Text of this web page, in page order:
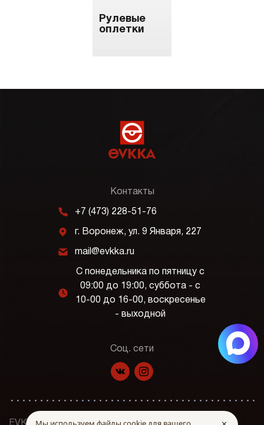
Рулевые
оплетки
Контакты
m +7 (473) 228-51-76
j г. Воронеж, ул. 9 Января, 227
k mail@evkka.ru
l
С понедельника по пятницу с
09:00 до 19:00, суббота - с
10-00 до 16-00, воскресенье
- выходной
Соц. сети
f p
EVKKA © Все права защищены. 2026 г.